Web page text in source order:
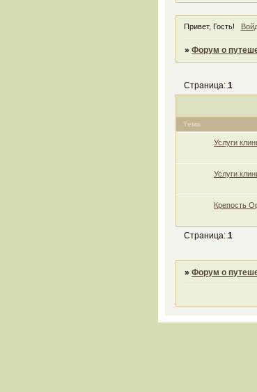
Привет, Гость!
»Форум о
Страница:1
Тема
Услуги
Услуги
Крепость
Страница:1
»Форум о